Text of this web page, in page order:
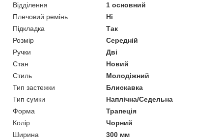
Відділення
1 основний
Плечовий ремінь
Ні
Підкладка
Так
Розмір
Середній
Ручки
Дві
Стан
Новий
Стиль
Молодіжний
Тип застежки
Блискавка
Тип сумки
Наплічна/Седельна
Форма
Трапеція
Колір
Чорний
Ширина
300 мм